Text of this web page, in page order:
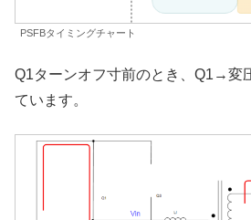
PSFBタイミングチャート
Q1ターンオフ寸前のとき、Q1→変
ています。